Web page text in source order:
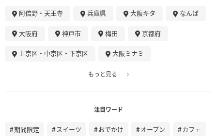
阿倍野・天王寺 兵庫県 大阪キタ なんば
大阪府 神戸市 梅田 京都府
上京区・中京区・下京区 大阪ミナミ
もっと見る
注目ワード
期間限定 スイーツ おでかけ オープン カフェ